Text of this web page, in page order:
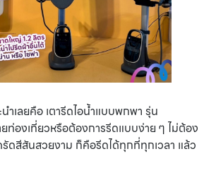
ำเลยคือ เตารีดไอน้ำแบบพกพา รุ่น
ยท่องเที่ยวหรือต้องการรีดแบบง่าย ๆ ไม่ต้อง
รัดสีสันสวยงาม ก็คือรีดได้ทุกที่ทุกเวลา แล้ว